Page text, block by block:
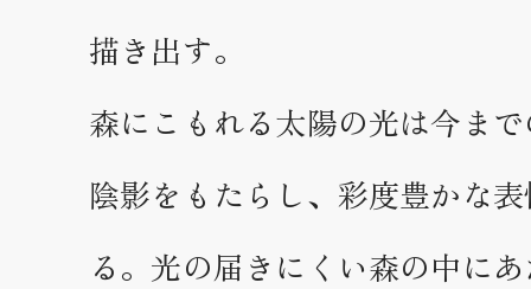
描き出す。
森にこもれる太陽の光は今ま
陰影をもたらし、彩度豊かな
る。光の届きにくい森の中に